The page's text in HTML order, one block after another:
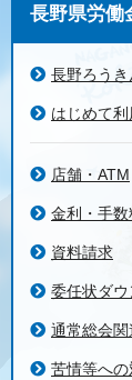
長野県労働
長野ろう
はじめて
店舗・ATM
金利・手数
資料請求
委任状ダウ
通常総会関
苦情等への